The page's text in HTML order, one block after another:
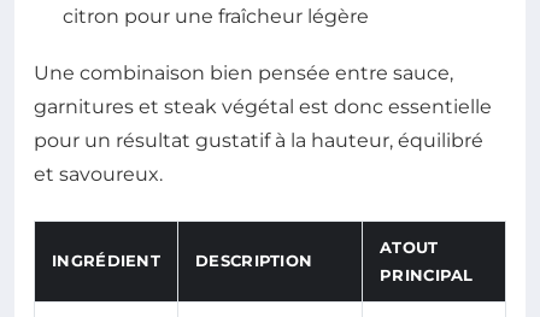
citron pour une fraîcheur légère
Une combinaison bien pensée entre sauce,
garnitures et steak végétal est donc essentielle
pour un résultat gustatif à la hauteur, équilibré
et savoureux.
INGRÉDIENT DESCRIPTION
ATOUT
PRINCIPAL